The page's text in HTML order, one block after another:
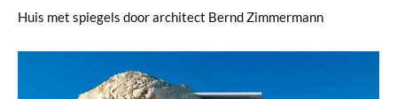
Huis met spiegels door architect Bernd Zimmermann